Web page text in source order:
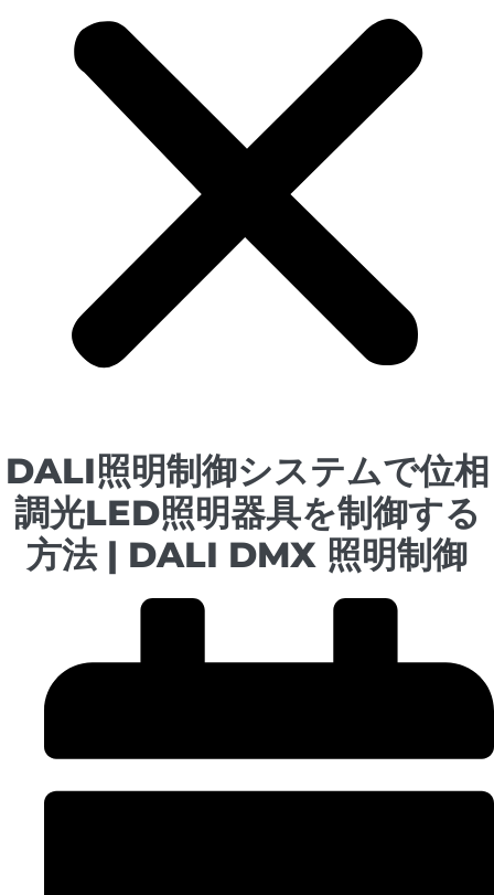
DALI照明制御システムで位相
調光LED照明器具を制御する
方法 | DALI DMX 照明制御